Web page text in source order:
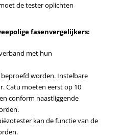
de tester oplichten
fasenvergelijkers:
met hun
worden. Instelbare
Catu moeten eerst op 10
conform naastliggende
kan de functie van de